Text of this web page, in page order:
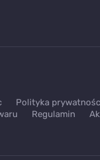
Polityka
Regulamin